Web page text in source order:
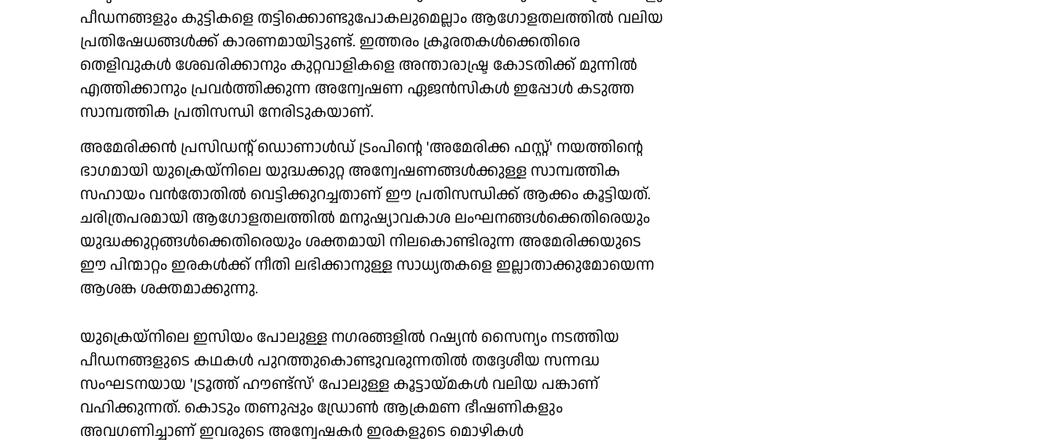
പീഡനങ്ങളും കുട്ടികളെ തട്ടിക്കൊണ്ടുപോകലുമെല്ലാം ആഗോളതലത്തിൽ വലിയ
പ്രതിഷേധങ്ങൾക്ക് കാരണമായിട്ടുണ്ട്. ഇത്തരം ക്രൂരതകൾക്കെതിരെ
തെളിവുകൾ ശേഖരിക്കാനും കുറ്റവാളികളെ അന്താരാഷ്ട്ര കോടതിക്ക് മുന്നിൽ
എത്തിക്കാനും പ്രവർത്തിക്കുന്ന അന്വേഷണ ഏജൻസികൾ ഇപ്പോൾ കടുത്ത
സാമ്പത്തിക പ്രതിസന്ധി നേരിടുകയാണ്.
അമേരിക്കൻ പ്രസിഡന്റ് ഡൊണാൾഡ് ട്രംപിന്റെ 'അമേരിക്ക ഫസ്റ്റ്' നയത്തിന്റെ
ഭാഗമായി യുക്രെയ്നിലെ യുദ്ധക്കുറ്റ അന്വേഷണങ്ങൾക്കുള്ള സാമ്പത്തിക
സഹായം വൻതോതിൽ വെട്ടിക്കുറച്ചതാണ് ഈ പ്രതിസന്ധിക്ക് ആക്കം കൂട്ടിയത്.
ചരിത്രപരമായി ആഗോളതലത്തിൽ മനുഷ്യാവകാശ ലംഘനങ്ങൾക്കെതിരെയും
യുദ്ധക്കുറ്റങ്ങൾക്കെതിരെയും ശക്തമായി നിലകൊണ്ടിരുന്ന അമേരിക്കയുടെ
ഈ പിന്മാറ്റം ഇരകൾക്ക് നീതി ലഭിക്കാനുള്ള സാധ്യതകളെ ഇല്ലാതാക്കുമോയെന്ന
ആശങ്ക ശക്തമാക്കുന്നു.
യുക്രെയ്നിലെ ഇസിയം പോലുള്ള നഗരങ്ങളിൽ റഷ്യൻ സൈന്യം നടത്തിയ
പീഡനങ്ങളുടെ കഥകൾ പുറത്തുകൊണ്ടുവരുന്നതിൽ തദ്ദേശീയ സന്നദ്ധ
സംഘടനയായ 'ട്രൂത്ത് ഹൗണ്ട്സ്' പോലുള്ള കൂട്ടായ്മകൾ വലിയ പങ്കാണ്
വഹിക്കുന്നത്. കൊടും തണുപ്പും ഡ്രോൺ ആക്രമണ ഭീഷണികളും
അവഗണിച്ചാണ് ഇവരുടെ അന്വേഷകർ ഇരകളുടെ മൊഴികൾ